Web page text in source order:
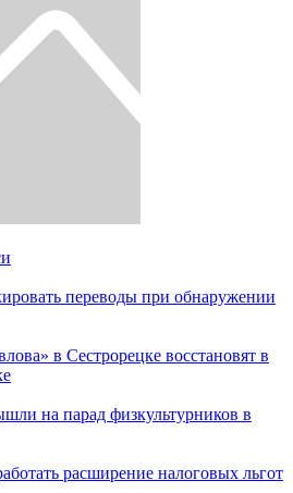
переводы при обнаружении
в Сестрорецке восстановят в
на парад физкультурников в
расширение налоговых льгот